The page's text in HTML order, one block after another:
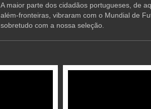
A maior parte dos cidadãos portugueses, de
além-fronteiras, vibraram com o Mundial de
sobretudo com a nossa seleção.